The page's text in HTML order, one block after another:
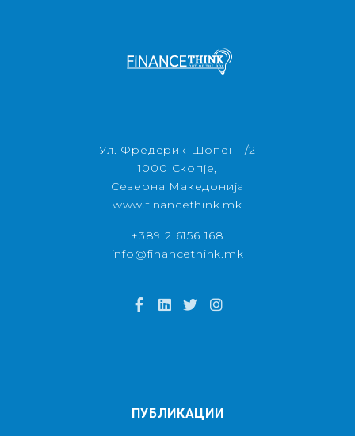
Ул. Фредерик Шопен 1/2
1000 Скопје,
Северна Македонија
www.financethink.mk
+389 2 6156 168
info@financethink.mk
ПУБЛИКАЦИИ